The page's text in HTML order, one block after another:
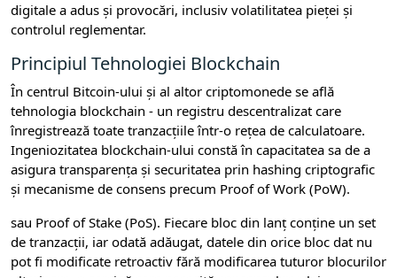
digitale a adus și provocări, inclusiv volatilitatea pieței și
controlul reglementar.
Principiul Tehnologiei Blockchain
În centrul Bitcoin-ului și al altor criptomonede se află
tehnologia blockchain - un registru descentralizat care
înregistrează toate tranzacțiile într-o rețea de calculatoare.
Ingeniozitatea blockchain-ului constă în capacitatea sa de a
asigura transparența și securitatea prin hashing criptografic
și mecanisme de consens precum Proof of Work (PoW).
sau Proof of Stake (PoS). Fiecare bloc din lanț conține un set
de tranzacții, iar odată adăugat, datele din orice bloc dat nu
pot fi modificate retroactiv fără modificarea tuturor blocurilor